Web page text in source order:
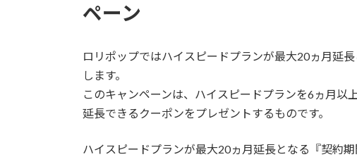
ペーン
ロリポップではハイスピードプランが最大20ヵ月延
します。
このキャンペーンは、ハイスピードプランを6ヵ月以
延長できるクーポンをプレゼントするものです。
ハイスピードプランが最大20ヵ月延長となる『契約期